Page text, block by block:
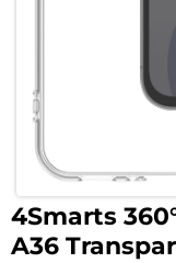
4Smarts
A36